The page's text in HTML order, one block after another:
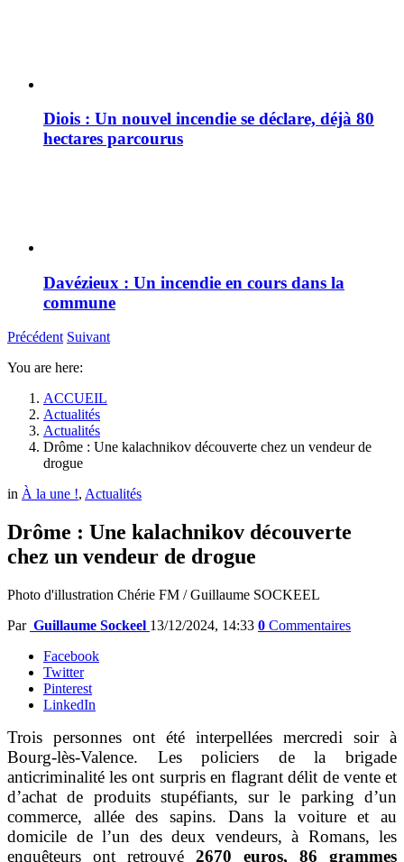
Diois : Un nouvel incendie se déclare, déjà 80
hectares parcourus
Davézieux : Un incendie en cours dans la
commune
Précédent Suivant
You are here:
ACCUEIL
Actualités
Actualités
Drôme : Une kalachnikov découverte chez un vendeur de
drogue
in À la une !, Actualités
Drôme : Une kalachnikov découverte
chez un vendeur de drogue
Photo d'illustration Chérie FM / Guillaume SOCKEEL
Par Guillaume Sockeel 13/12/2024, 14:33 0 Commentaires
Facebook
Twitter
Pinterest
LinkedIn
Trois personnes ont été interpellées mercredi soir à
Bourg-lès-Valence. Les policiers de la brigade
anticriminalité les ont surpris en flagrant délit de vente et
d’achat de produits stupéfiants, sur le parking d’un
commerce, allée des sapins. Dans la voiture et au
domicile de l’un des deux vendeurs, à Romans, les
enquêteurs ont retrouvé 2670 euros, 86 grammes